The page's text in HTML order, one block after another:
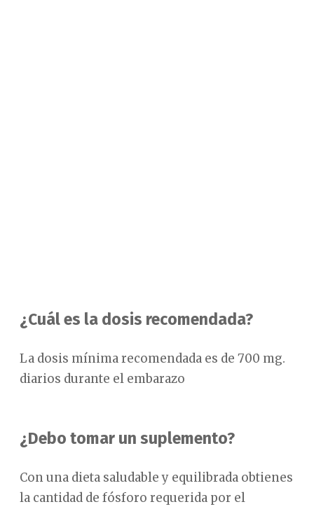
¿Cuál es la dosis recomendada?
La dosis mínima recomendada es de 700 mg.
diarios durante el embarazo
¿Debo tomar un suplemento?
Con una dieta saludable y equilibrada obtienes
la cantidad de fósforo requerida por el